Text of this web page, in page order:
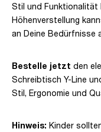
Stil und Funktionalität
Höhenverstellung
an Deine Bedürfnisse
Bestelle jetzt den
Schreibtisch Y-Line
Stil, Ergonomie und
Hinweis: Kinder